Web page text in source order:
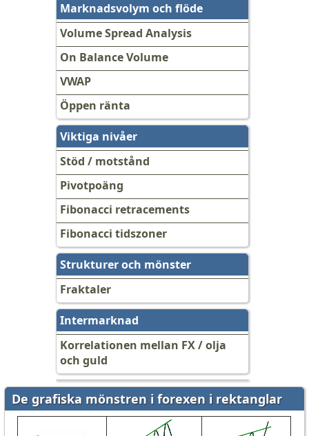
Marknadsvolym och flöde
Volume Spread Analysis
On Balance Volume
VWAP
Öppen ränta
Viktiga nivåer
Stöd / motstånd
Pivotpoäng
Fibonacci retracements
Fibonacci tidszoner
Strukturer och mönster
Fraktaler
Intermarknad
Korrelationen mellan FX / olja
och guld
De grafiska mönstren i forexen i rektanglar